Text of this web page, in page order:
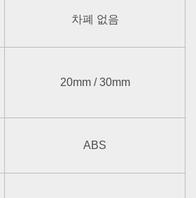
차폐 없음
20mm / 30mm
ABS